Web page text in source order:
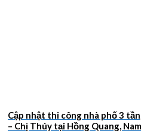
Cập nhật thi công nhà phố 3
– Chị Thúy tại Hồng Quang,